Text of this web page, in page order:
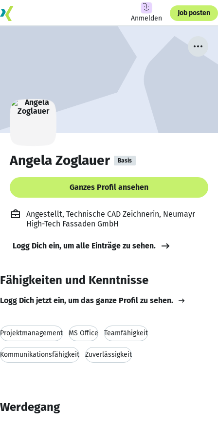
Anmelden
Job posten
Angela Zoglauer Basis
Ganzes Profil ansehen
Angestellt, Technische CAD Zeichnerin, Neumayr
High-Tech Fassaden GmbH
Logg Dich ein, um alle Einträge zu sehen.
Fähigkeiten und Kenntnisse
Logg Dich jetzt ein, um das ganze Profil zu sehen.
Projektmanagement MS Office Teamfähigkeit
Kommunikationsfähigkeit Zuverlässigkeit
Werdegang